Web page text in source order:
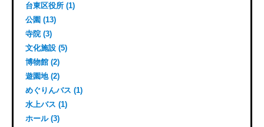
台東区役所 (1)
公園 (13)
寺院 (3)
文化施設 (5)
博物館 (2)
遊園地 (2)
めぐりんバス (1)
水上バス (1)
ホール (3)